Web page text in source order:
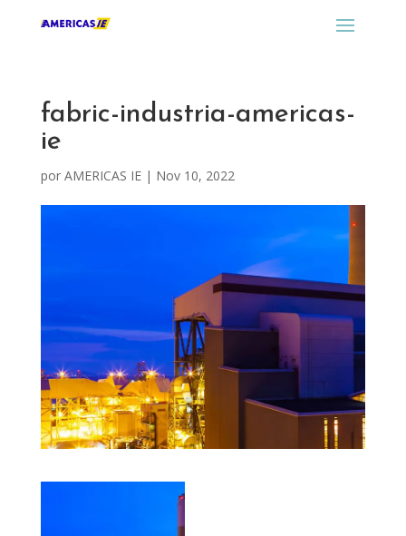
fabric-industria-americas-
ie
por AMERICAS IE| Nov 10, 2022